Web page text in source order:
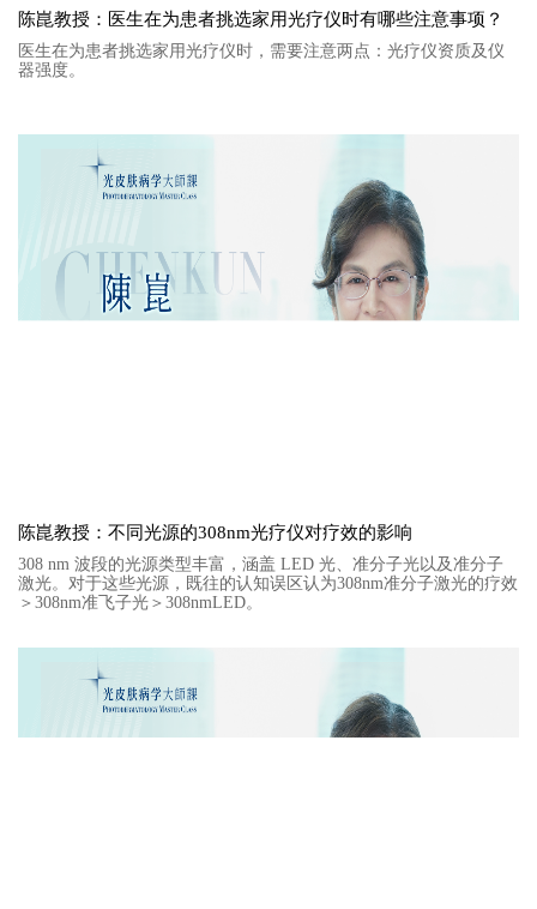
陈崑教授：医生在为患者挑选家用光疗仪时有哪些注意事项？
医生在为患者挑选家用光疗仪时，需要注意两点：光疗仪资质及仪
器强度。
陈崑教授：不同光源的308nm光疗仪对疗效的影响
308 nm 波段的光源类型丰富，涵盖 LED 光、准分子光以及准分子
激光。对于这些光源，既往的认知误区认为308nm准分子激光的疗效
＞308nm准飞子光＞308nmLED。